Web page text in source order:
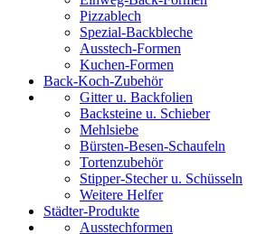
Pizzablech
Spezial-Backbleche
Ausstech-Formen
Kuchen-Formen
Back-Koch-Zubehör
Gitter u. Backfolien
Backsteine u. Schieber
Mehlsiebe
Bürsten-Besen-Schaufeln
Tortenzubehör
Stipper-Stecher u. Schüsseln
Weitere Helfer
Städter-Produkte
Ausstechformen